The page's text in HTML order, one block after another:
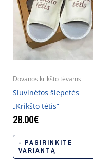
Dovanos krikšto tėvams
Siuvinėtos šlepetės
„Krikšto tėtis”
28.00€
- PASIRINKITE
VARIANTĄ